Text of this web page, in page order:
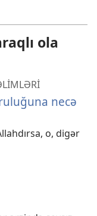
ola
necə
o, digər